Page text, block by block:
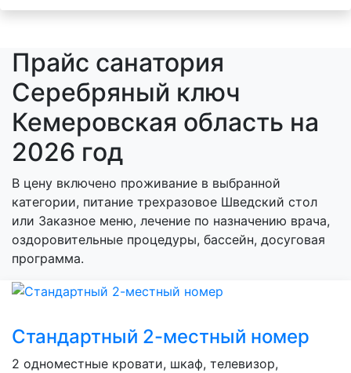
Прайс санатория
Серебряный ключ
Кемеровская область на
2026 год
В цену включено проживание в выбранной
категории, питание трехразовое Шведский стол
или Заказное меню, лечение по назначению врача,
оздоровительные процедуры, бассейн, досуговая
программа.
Стандартный 2-местный номер
2 одноместные кровати, шкаф, телевизор,